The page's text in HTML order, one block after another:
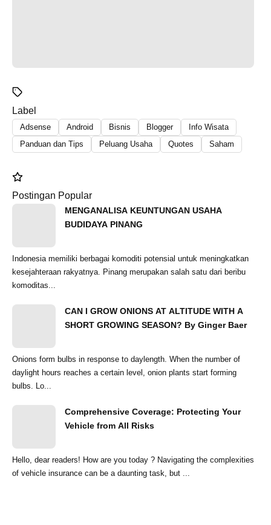
Label
Adsense Android Bisnis Blogger
Info Wisata
Panduan dan Tips
Peluang Usaha Quotes Saham
Postingan Popular
MENGANALISA KEUNTUNGAN USAHA
BUDIDAYA PINANG
Indonesia memiliki berbagai komoditi potensial untuk meningkatkan
kesejahteraan rakyatnya. Pinang merupakan salah satu dari beribu
komoditas...
CAN I GROW ONIONS AT ALTITUDE WITH A
SHORT GROWING SEASON? By Ginger Baer
Onions form bulbs in response to daylength. When the number of
daylight hours reaches a certain level, onion plants start forming
bulbs. Lo...
Comprehensive Coverage: Protecting Your
Vehicle from All Risks
Hello, dear readers! How are you today ? Navigating the complexities
of vehicle insurance can be a daunting task, but ...